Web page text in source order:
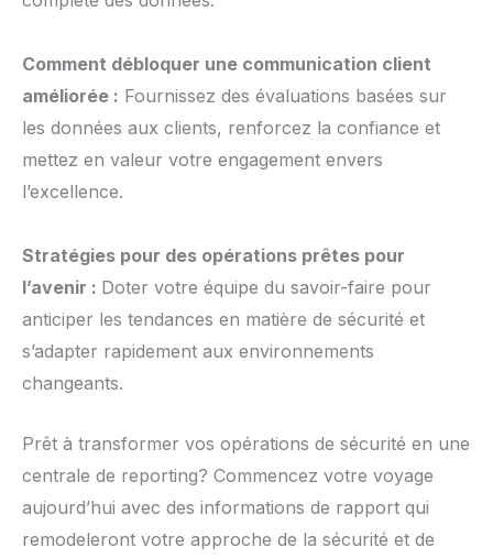
Comment débloquer une communication client
améliorée : Fournissez des évaluations basées sur
les données aux clients, renforcez la confiance et
mettez en valeur votre engagement envers
l’excellence.
Stratégies pour des opérations prêtes pour
l’avenir : Doter votre équipe du savoir-faire pour
anticiper les tendances en matière de sécurité et
s’adapter rapidement aux environnements
changeants.
Prêt à transformer vos opérations de sécurité en une
centrale de reporting? Commencez votre voyage
aujourd’hui avec des informations de rapport qui
remodeleront votre approche de la sécurité et de